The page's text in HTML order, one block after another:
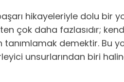
hikayeleriyle dolu
daha fazlasıdır; kendi
tanımlamak demektir. Bu
unsurlarından biri